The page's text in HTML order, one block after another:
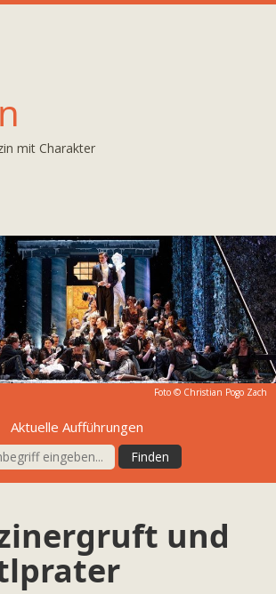
mit Charakter
Foto © Christian Pogo Zach
Aktuelle Aufführungen
und